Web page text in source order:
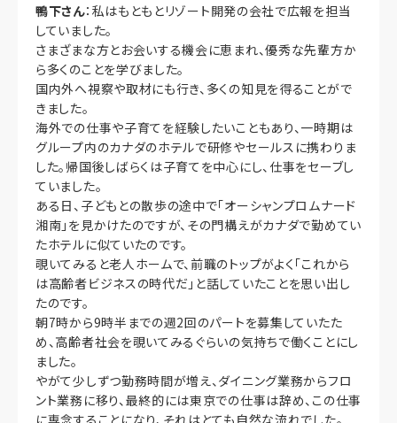
鴨下さん：私はもともとリゾート開発の会社で広報を担当
していました。
さまざまな方とお会いする機会に恵まれ、優秀な先輩方か
ら多くのことを学びました。
国内外へ視察や取材にも行き、多くの知見を得ることがで
きました。
海外での仕事や子育てを経験したいこともあり、一時期は
グループ内のカナダのホテルで研修やセールスに携わりま
した。帰国後しばらくは子育てを中心にし、仕事をセーブし
ていました。
ある日、子どもとの散歩の途中で「オーシャンプロムナード
湘南」を見かけたのですが、その門構えがカナダで勤めてい
たホテルに似ていたのです。
覗いてみると老人ホームで、前職のトップがよく「これから
は高齢者ビジネスの時代だ」と話していたことを思い出し
たのです。
朝7時から9時半までの週2回のパートを募集していたた
め、高齢者社会を覗いてみるぐらいの気持ちで働くことにし
ました。
やがて少しずつ勤務時間が増え、ダイニング業務からフロ
ント業務に移り、最終的には東京での仕事は辞め、この仕事
に専念することになり、それはとても自然な流れでした。